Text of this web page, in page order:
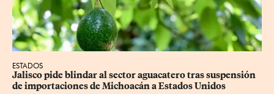
ESTADOS
Jalisco pide blindar al sector aguacatero tras suspensión
de importaciones de Michoacán a Estados Unidos